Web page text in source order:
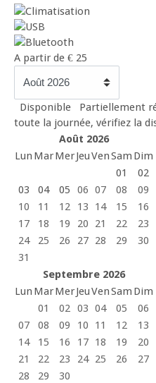
A partir de € 25
Disponible Partiellement
toute la journée, vérifiez la
Août 2026
Lun MarMerJeuVenSam Dim
01
02
03
04 05 06 07 08
09
10
11 12 13 14 15
16
17
18 19 20 21 22
23
24
25 26 27 28 29
30
31
Septembre 2026
Lun MarMerJeuVenSam Dim
01
02 03 04 05
06
07
08 09 10 11 12
13
14
15 16 17 18 19
20
21
22 23 24 25 26
27
28
29 30